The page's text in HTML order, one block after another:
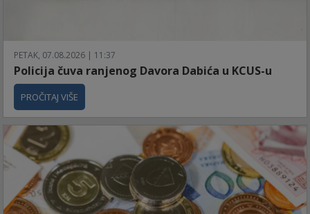
PETAK, 07.08.2026 | 11:37
Policija čuva ranjenog Davora Dabića u KCUS-u
PROČITAJ VIŠE